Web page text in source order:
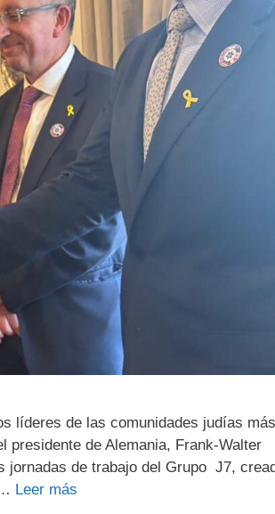
líderes de las comunidades judías más
presidente de Alemania, Frank-Walter
jornadas de trabajo del Grupo J7,
Leer más